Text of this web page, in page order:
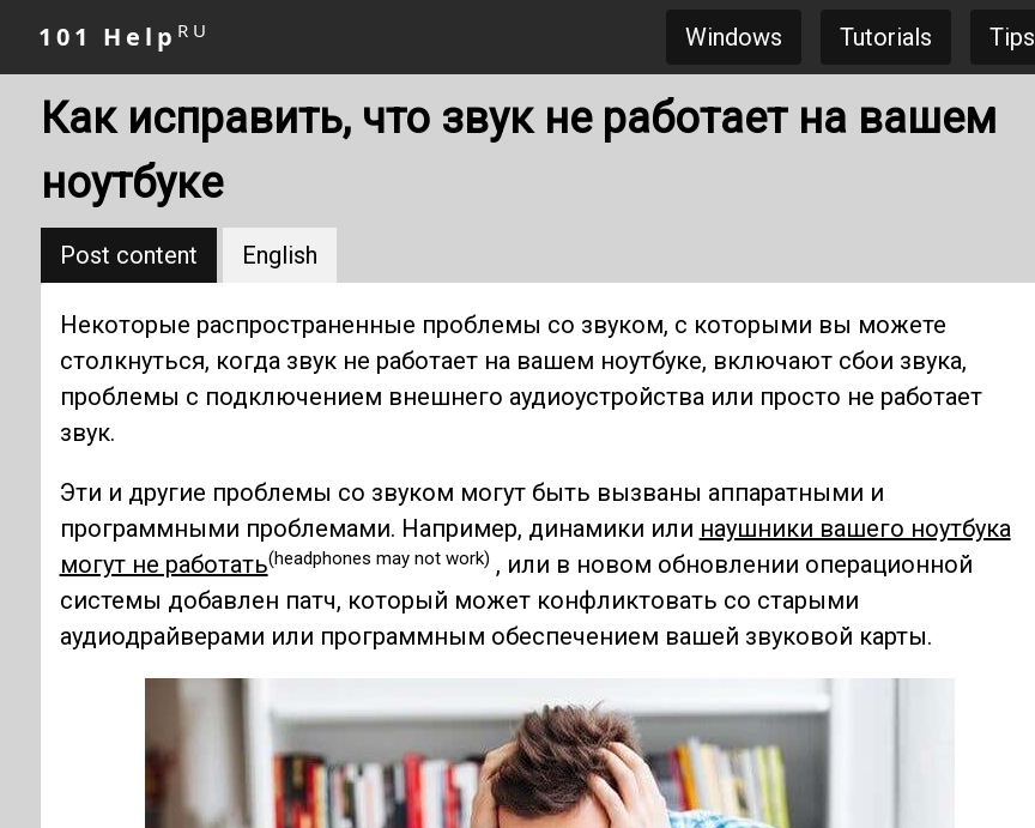
101 Help RU Windows Tutorials Tips
Как исправить, что звук не работает на вашем
ноутбуке
Post content English
Некоторые распространенные проблемы со звуком, с которыми вы можете
столкнуться, когда звук не работает на вашем ноутбуке, включают сбои звука,
проблемы с подключением внешнего аудиоустройства или просто не работает
звук.
Эти и другие проблемы со звуком могут быть вызваны аппаратными и
программными проблемами. Например, динамики или наушники вашего ноутбука
могут не работать(headphones may not work) , или в новом обновлении операционной
системы добавлен патч, который может конфликтовать со старыми
аудиодрайверами или программным обеспечением вашей звуковой карты.